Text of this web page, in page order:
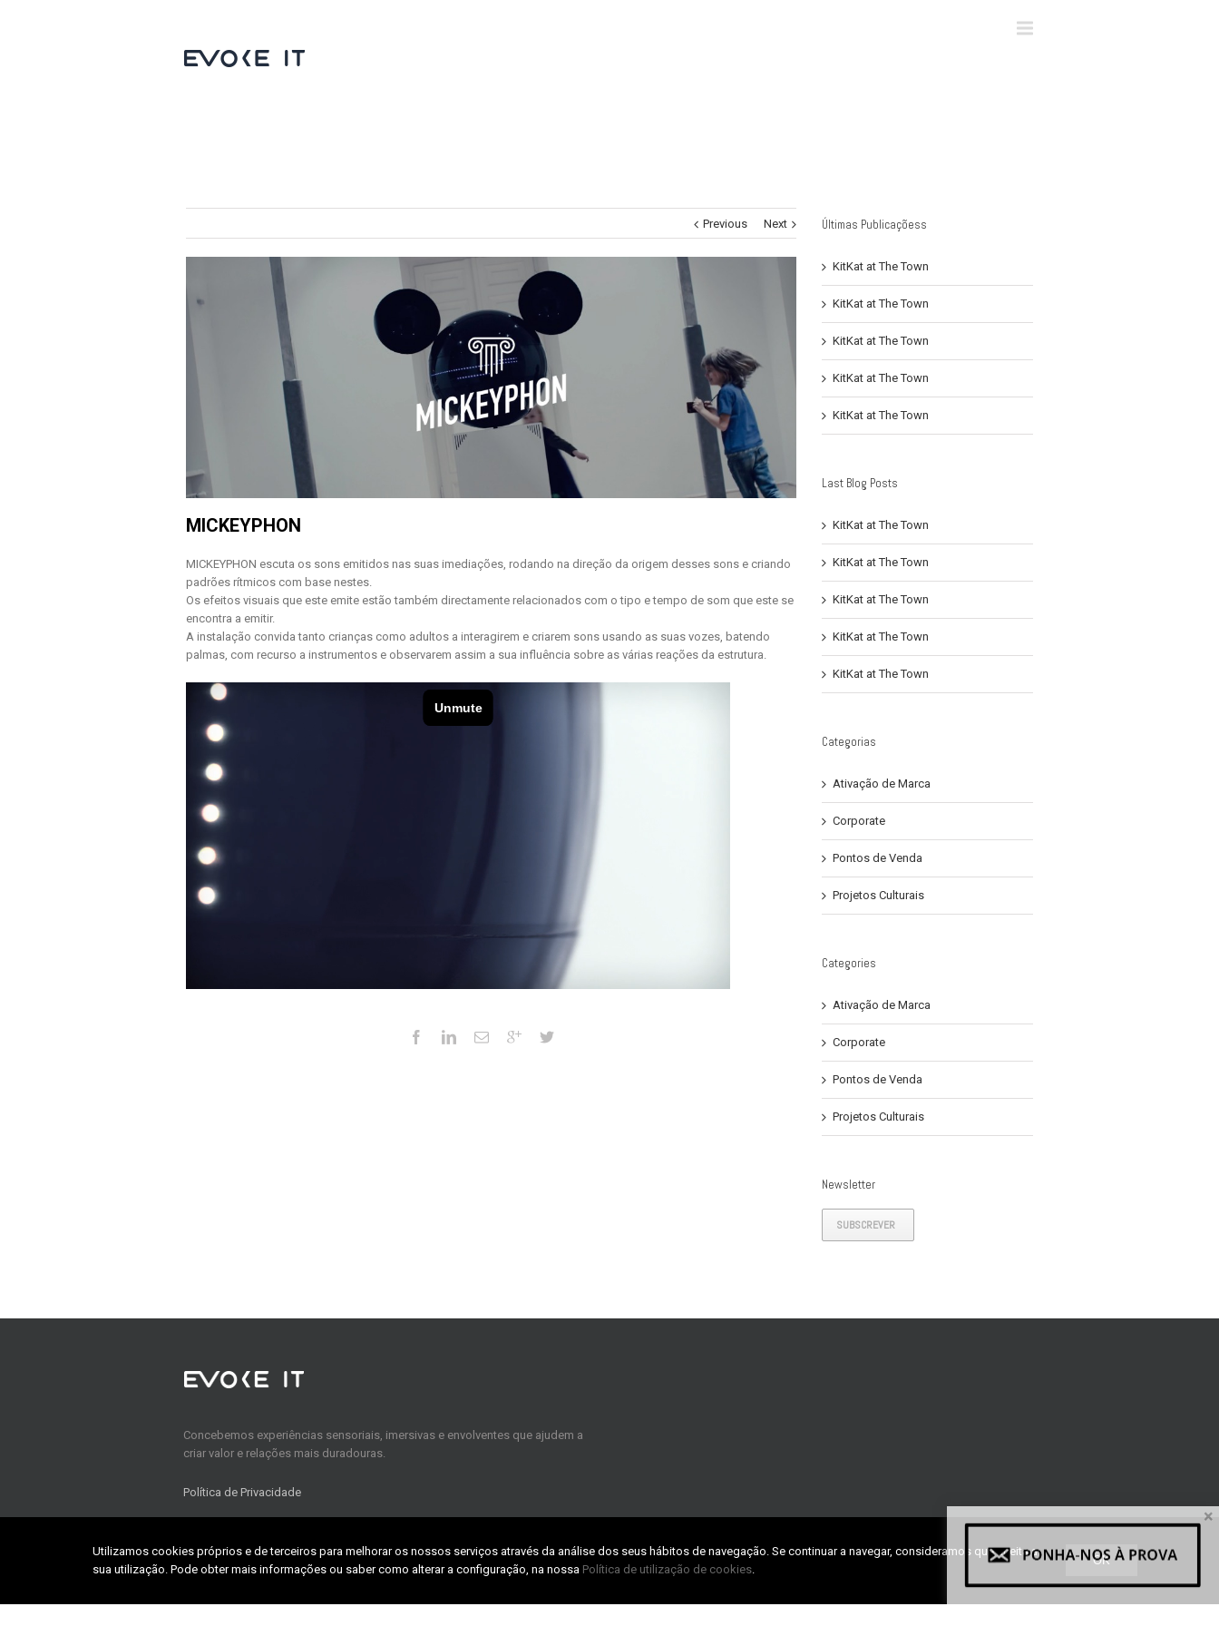
Previous Next
MICKEYPHON
MICKEYPHON escuta os sons emitidos nas suas imediações, rodando na direção da origem desses sons e criando
padrões rítmicos com base nestes.
Os efeitos visuais que este emite estão também directamente relacionados com o tipo e tempo de som que este se
encontra a emitir.
A instalação convida tanto crianças como adultos a interagirem e criarem sons usando as suas vozes, batendo
palmas, com recurso a instrumentos e observarem assim a sua influência sobre as várias reações da estrutura.
Últimas Publicaçõess
KitKat at The Town
KitKat at The Town
KitKat at The Town
KitKat at The Town
KitKat at The Town
Last Blog Posts
KitKat at The Town
KitKat at The Town
KitKat at The Town
KitKat at The Town
KitKat at The Town
Categorias
Ativação de Marca
Corporate
Pontos de Venda
Projetos Culturais
Categories
Ativação de Marca
Corporate
Pontos de Venda
Projetos Culturais
Newsletter
SUBSCREVER
Concebemos experiências sensoriais, imersivas e envolventes que ajudem a
criar valor e relações mais duradouras.
Política de Privacidade
Home
About us
CONTACTS
TABpark – Zona Industrial da Taboeira, Lote 27, Fração H1
×
Utilizamos cookies próprios e de terceiros para melhorar os nossos serviços através da análise dos seus hábitos de navegação. Se continuar a navegar, consideramos que aceita a
sua utilização. Pode obter mais informações ou saber como alterar a configuração, na nossa Política de utilização de cookies.
OK